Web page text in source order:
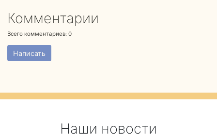
Комментарии
Всего комментариев: 0
Написать
Наши новости